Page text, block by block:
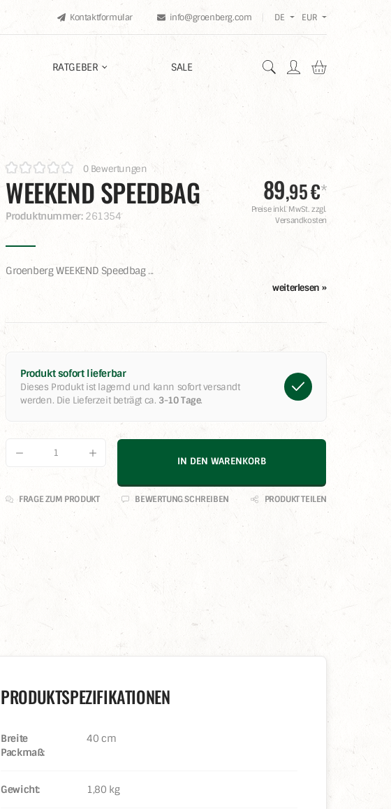
Kontaktformular info@groenberg.com DE EUR
RATGEBER SALE Warenkorb
0 Bewertungen
WEEKEND SPEEDBAG
Produktnummer: 261354
89,95€*
Preise inkl. MwSt. zzgl.
Versandkosten
Groenberg WEEKEND Speedbag ...
weiterlesen »
Produkt sofort lieferbar
Dieses Produkt ist lagernd und kann sofort versandt
werden. Die Lieferzeit beträgt ca. 3-10 Tage.
Produkt Anzahl: Gib den gewünschten Wert
IN DEN WARENKORB
FRAGE ZUM PRODUKT BEWERTUNG SCHREIBEN PRODUKT TEILEN
PRODUKTSPEZIFIKATIONEN
Breite
Packmaß:
40 cm
Gewicht: 1,80 kg